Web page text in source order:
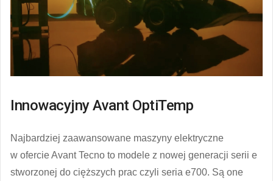
Innowacyjny Avant OptiTemp
Najbardziej zaawansowane maszyny elektryczne
w ofercie Avant Tecno to modele z nowej generacji serii e
stworzonej do cięższych prac czyli seria e700. Są one